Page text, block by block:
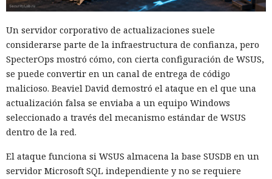
Un servidor corporativo de actualizaciones suele
considerarse parte de la infraestructura de confianza, pero
SpecterOps mostró cómo, con cierta configuración de WSUS,
se puede convertir en un canal de entrega de código
malicioso. Beaviel David demostró el ataque en el que una
actualización falsa se enviaba a un equipo Windows
seleccionado a través del mecanismo estándar de WSUS
dentro de la red.
El ataque funciona si WSUS almacena la base SUSDB en un
servidor Microsoft SQL independiente y no se requiere